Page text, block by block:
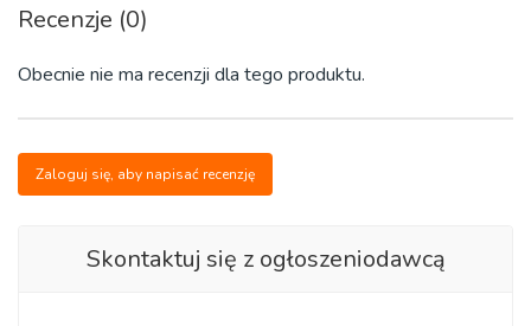
Recenzje (0)
Obecnie nie ma recenzji dla tego produktu.
Zaloguj się, aby napisać recenzję
Skontaktuj się z ogłoszeniodawcą